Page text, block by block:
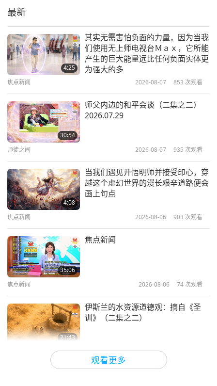
从头条新闻到历史：爱丽丝‧邓尼
根，非裔美国记者先驱
尤里·孔德拉秋克的太空之旅：乌克
拉斐尔的画笔：描绘文艺复兴时期的
优雅与和谐（二集之一）
观看更多
最新
4:25
其实无需害怕负面的力量，因为当我
们使用无上师电视台Ｍａｘ，它所能
产生的巨大能量远比任何负面实体更
为强大的多
焦点新闻 2026-08-07 853 次观看
30:54
师父内边的和平会谈（二集之二）
2026.07.29
师徒之间 2026-08-07 935 次观看
4:08
当我们遇见开悟明师并接受印心，穿
越这个虚幻世界的漫长艰辛道路便会
画上句点
焦点新闻 2026-08-06 903 次观看
35:06
焦点新闻
焦点新闻 2026-08-06 74 次观看
21:43
伊斯兰的水资源道德观：摘自《圣
训》（二集之二）
2026-08-06